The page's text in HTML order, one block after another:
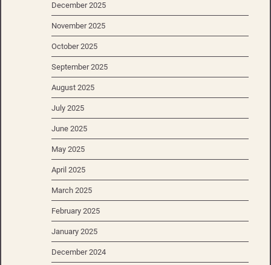
December 2025
November 2025
October 2025
September 2025
August 2025
July 2025
June 2025
May 2025
April 2025
March 2025
February 2025
January 2025
December 2024